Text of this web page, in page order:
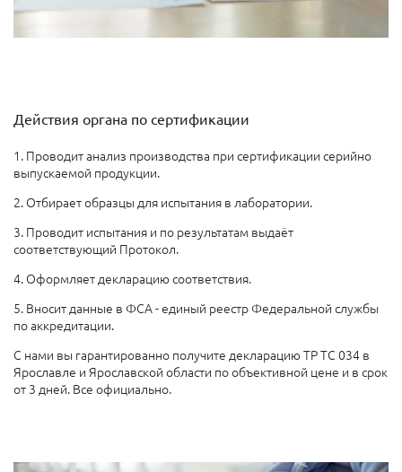
Действия органа по сертификации
1. Проводит анализ производства при сертификации серийно
выпускаемой продукции.
2. Отбирает образцы для испытания в лаборатории.
3. Проводит испытания и по результатам выдаёт
соответствующий Протокол.
4. Оформляет декларацию соответствия.
5. Вносит данные в ФСА - единый реестр Федеральной службы
по аккредитации.
С нами вы гарантированно получите декларацию ТР ТС 034 в
Ярославле и Ярославской области по объективной цене и в срок
от 3 дней. Все официально.